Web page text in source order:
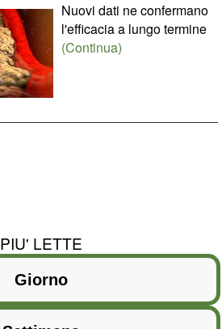
Nuovi dati ne confermano
l'efficacia a lungo termine
(Continua)
PIU' LETTE